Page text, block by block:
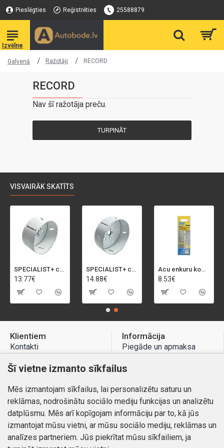
Pieslēgties Reģistrēties 25588879
Galvenā Ražotāji RECORD
RECORD
Nav šī ražotāja preču.
TURPINĀT
VISVAIRĀK SKATĪTS
SPECIALIST+ caurumu zāģis BI-METAL, 92 mm
13.77€
SPECIALIST+ caurumu zāģis BI-METAL, 98 mm
14.88€
Acu enkuru komplekts, 3-13 mm, Rapid, 12 gab.
8.53€
Klientiem
Kontakti
Preču atgriešana
Mans profils
Pasūtījumi
Informācija
Piegāde un apmaksa
Atteikuma tiesības
Kontakti
Šī vietne izmanto sīkfailus
Mēs izmantojam sīkfailus, lai personalizētu saturu un
reklāmas, nodrošinātu sociālo mediju funkcijas un analizētu
datplūsmu. Mēs arī kopīgojam informāciju par to, kā jūs
izmantojat mūsu vietni, ar mūsu sociālo mediju, reklāmas un
analīzes partneriem. Jūs piekrītat mūsu sīkfailiem, ja